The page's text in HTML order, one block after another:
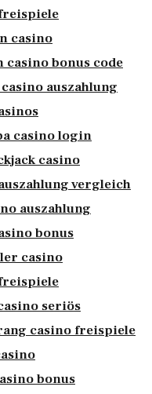
casino
casino bonus code
auszahlung
casino login
casino
vergleich
auszahlung
bonus
casino
seriös
casino freispiele
bonus